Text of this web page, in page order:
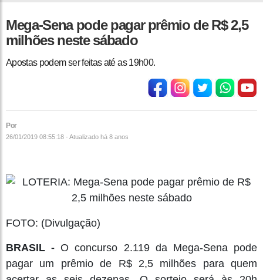
Mega-Sena pode pagar prêmio de R$ 2,5
milhões neste sábado
Apostas podem ser feitas até as 19h00.
Por
26/01/2019 08:55:18 - Atualizado há 8 anos
FOTO: (Divulgação)
BRASIL - O concurso 2.119 da Mega-Sena pode
pagar um prêmio de R$ 2,5 milhões para quem